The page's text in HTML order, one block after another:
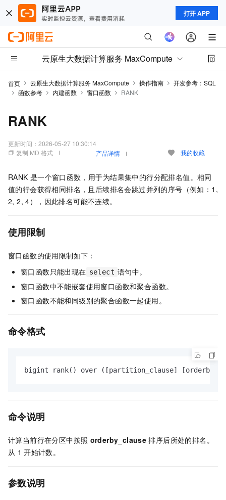
打开 APP
云原生大数据计算服务 MaxCompute
首页 云原生大数据计算服务 MaxCompute 操作指南
开发参考：SQL
函数参考
内建函数 窗口函数 RANK
RANK
更新时间： 2026-05-27 10:30:14
复制 MD 格式
产品详情 我的收藏
RANK 是一个窗口函数，用于为结果集中的行分配排名值。相同
值的行会获得相同排名，且后续排名会跳过并列的序号（例如：1,
2, 2, 4），因此排名可能不连续。
使用限制
窗口函数的使用限制如下：
窗口函数只能出现在 select 语句中。
窗口函数中不能嵌套使用窗口函数和聚合函数。
窗口函数不能和同级别的聚合函数一起使用。
命令格式
bigint rank() over ([partition_clause]
命令说明
计算当前行在分区中按照 orderby_clause 排序后所处的排名。
从 1 开始计数。
参数说明